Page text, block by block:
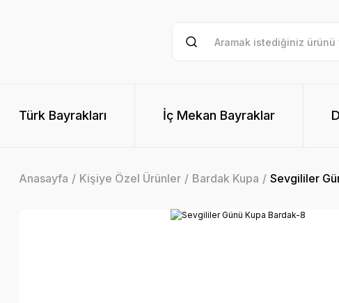
Türk Bayrakları İç Mekan Bayraklar
Anasayfa Kişiye Özel Ürünler Bardak Kupa Sevgililer